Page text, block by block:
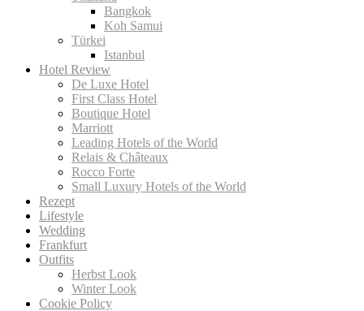
Bangkok
Koh Samui
Türkei
Istanbul
Hotel Review
De Luxe Hotel
First Class Hotel
Boutique Hotel
Marriott
Leading Hotels of the World
Relais & Châteaux
Rocco Forte
Small Luxury Hotels of the World
Rezept
Lifestyle
Wedding
Frankfurt
Outfits
Herbst Look
Winter Look
Cookie Policy